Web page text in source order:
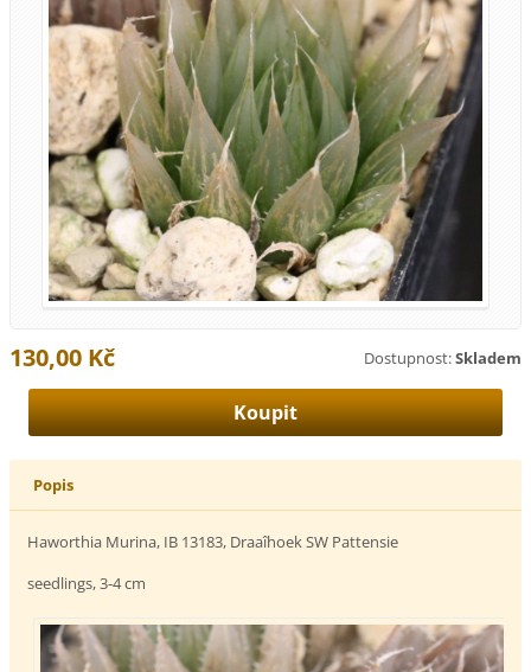
Dostupnost:Skladem
130,00 Kč
Popis
Haworthia Murina, IB 13183, Draaîhoek SW Pattensie
seedlings, 3-4 cm